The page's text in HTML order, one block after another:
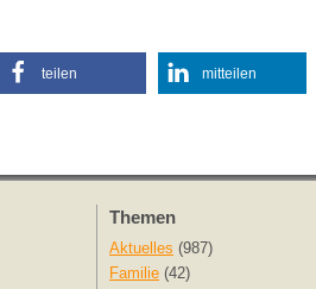
teilen mitteilen
Themen
Aktuelles (987)
Familie (42)